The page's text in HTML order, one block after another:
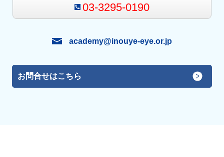
03-3295-0190
academy@inouye-eye.or.jp
お問合せはこちら